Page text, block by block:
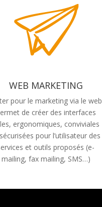
WEB MARKETING
pour le marketing via le web
de créer des interfaces
ergonomiques, conviviales
pour l’utilisateur des
et outils proposés (e-
mailing, fax mailing, SMS…)